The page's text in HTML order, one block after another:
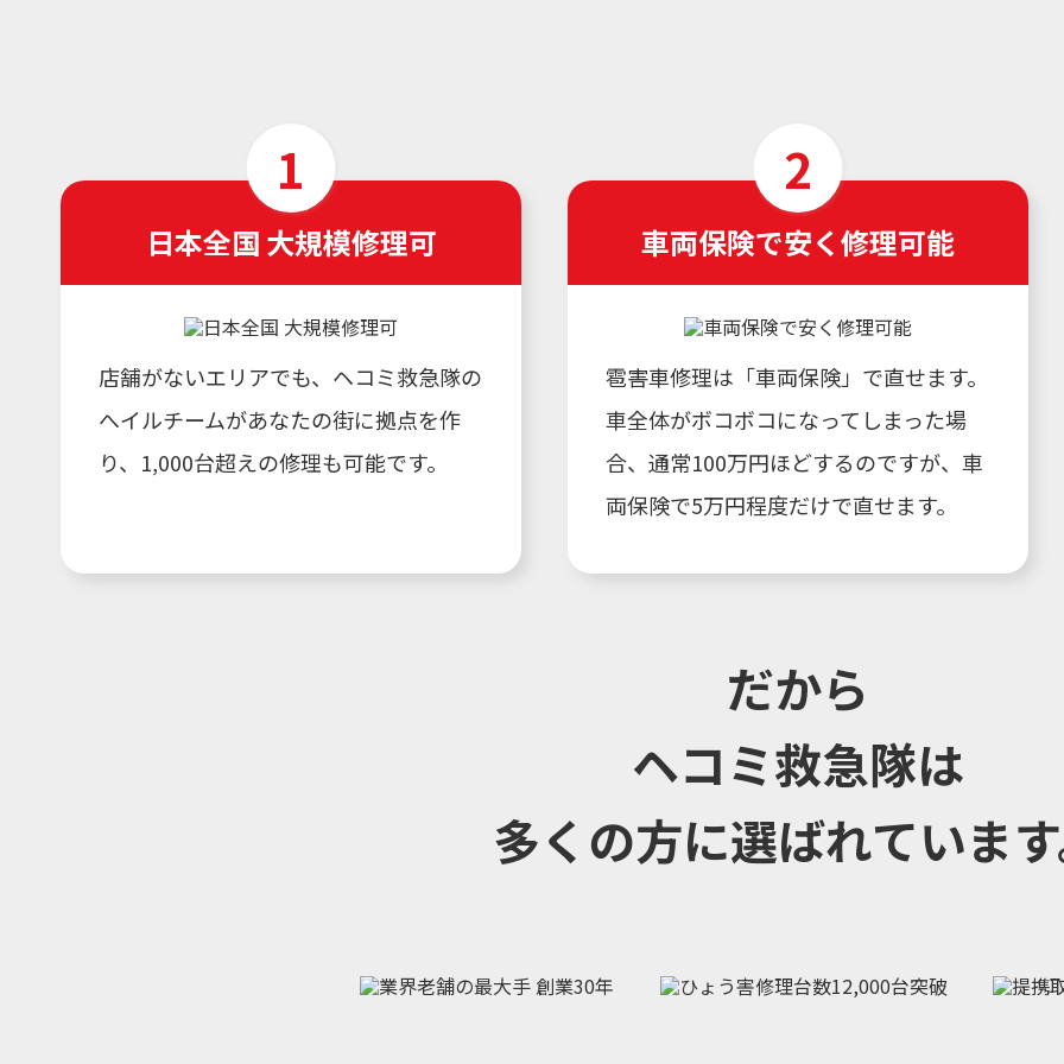
日本全国 大規模修理可
店舗がないエリアでも、ヘコミ救急隊の
へイルチームがあなたの街に拠点を作
り、1,000台超えの修理も可能です。
車両保険で安く修理可能
雹害車修理は「車両保険」で直せます。
車全体がボコボコになってしまった場
合、通常100万円ほどするのですが、車
両保険で5万円程度だけで直せます。
だから
ヘコミ救急隊は
多くの方に選ばれていま